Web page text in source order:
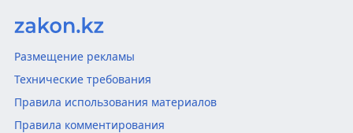
Размещение рекламы
Технические требования
Правила использования материалов
Правила комментирования